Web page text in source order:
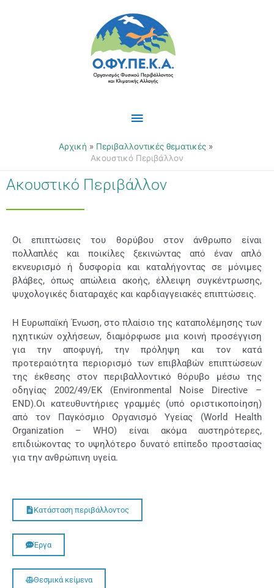
Κύριο
Μενού
Αρχική
Περιβαλλοντικές θεματικές
Ακουστικό Περιβάλλον
Ακουστικό Περιβάλλον
Οι επιπτώσεις του θορύβου στον άνθρωπο είναι
πολλαπλές και ποικίλες ξεκινώντας από έναν απλό
εκνευρισμό ή δυσφορία και καταλήγοντας σε μόνιμες
βλάβες, όπως απώλεια ακοής, έλλειψη συγκέντρωσης,
ψυχολογικές διαταραχές και καρδιαγγειακές επιπτώσεις.
Η Ευρωπαϊκή Ένωση, στο πλαίσιο της καταπολέμησης των
ηχητικών οχλήσεων, διαμόρφωσε μια κοινή προσέγγιση
για την αποφυγή, την πρόληψη και τον κατά
προτεραιότητα περιορισμό των επιβλαβών επιπτώσεων
της έκθεσης στον περιβαλλοντικό θόρυβο μέσω της
οδηγίας 2002/49/ΕΚ (Environmental Noise Directive –
END).Οι κατευθυντήριες γραμμές (υπό οριστικοποίηση)
από τον Παγκόσμιο Οργανισμό Υγείας (World Health
Organization – WHO) είναι ακόμα αυστηρότερες,
επιδιώκοντας το υψηλότερο δυνατό επίπεδο προστασίας
για την ανθρώπινη υγεία.
Κατάσταση περιβάλλοντος
Έργα
Θεσμικά κείμενα